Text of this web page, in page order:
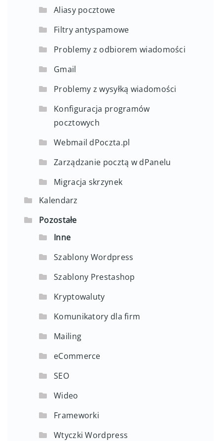
Aliasy pocztowe
Filtry antyspamowe
Problemy z odbiorem wiadomości
Gmail
Problemy z wysyłką wiadomości
Konfiguracja programów
pocztowych
Webmail dPoczta.pl
Zarządzanie pocztą w dPanelu
Migracja skrzynek
Kalendarz
Pozostałe
Inne
Szablony Wordpress
Szablony Prestashop
Kryptowaluty
Komunikatory dla firm
Mailing
eCommerce
SEO
Wideo
Frameworki
Wtyczki Wordpress